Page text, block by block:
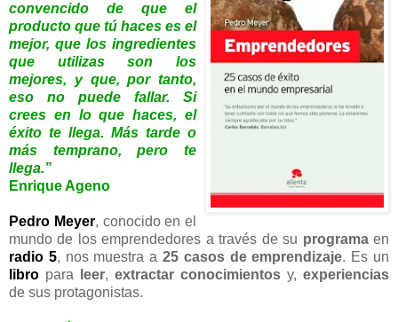
convencido de que el
producto que tú haces es el
mejor, que los ingredientes
que utilizas son los
mejores, y que, por tanto,
eso no puede fallar. Si
crees en lo que haces, el
éxito te llega. Más tarde o
más temprano, pero te
llega.”
Enrique Ageno
Pedro Meyer, conocido en el
mundo de los emprendedores a través de su programaen
radio 5, nos muestra a25 casos de emprendizaje. Es un
libro para leer, extractar conocimientos y, experiencias
de sus protagonistas.